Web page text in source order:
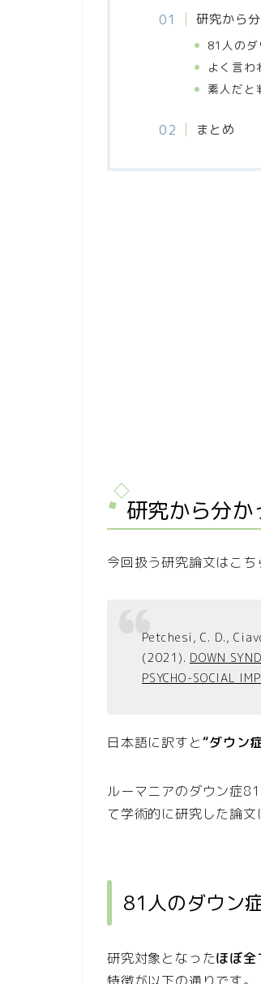
研究から
81人の
よく言わ
素人だと
まとめ
研究から分か
今回扱う研究論文はこち
Petchesi, C. D.,
(2021). DOWN
PSYCHO-SOCIAL
日本語に訳すと“ダウン
ルーマニアのダウン症
て学術的に研究した論文
81人のダウン
研究対象となったほぼ全